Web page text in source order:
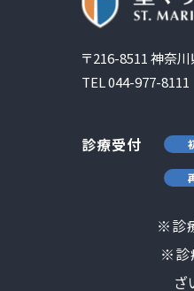
〒216-8511 神奈
TEL044-977-8111
診療受付
※診療科によ
※診療受付
ざいます